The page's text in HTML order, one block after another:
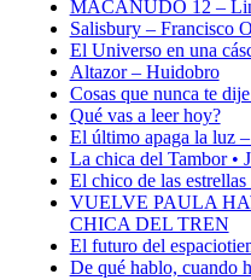
MACANUDO 12 –
Salisbury – Francisco
El Universo en una
Altazor – Huidobro
Cosas que nunca te
Qué vas a leer hoy?
El último apaga la luz
La chica del Tambor •
El chico de las
VUELVE PAULA
CHICA DEL TREN
El futuro del
De qué hablo, cuando